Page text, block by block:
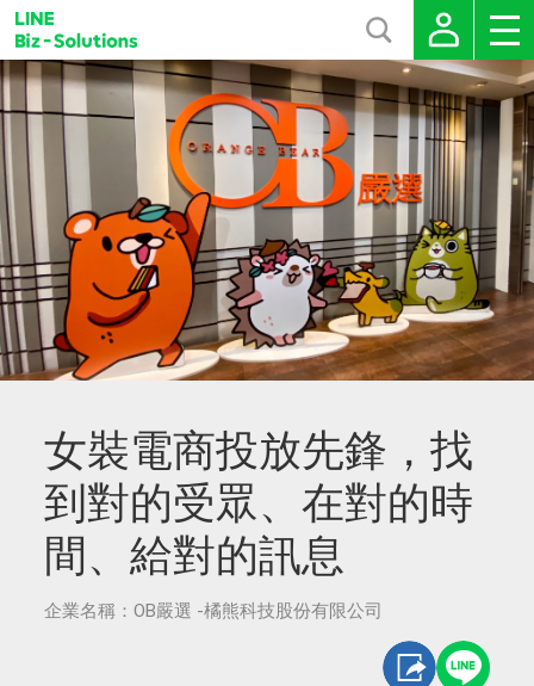
女裝電商投放先鋒，找
到對的受眾、在對的時
間、給對的訊息
企業名稱：OB嚴選 -橘熊科技股份有限公司